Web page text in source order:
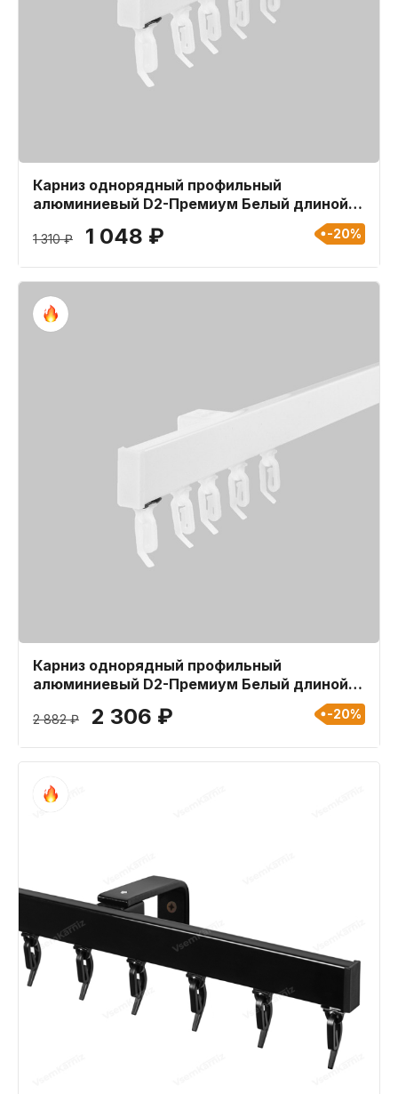
Карниз однорядный профильный
алюминиевый D2-Премиум Белый длиной
1 310 ₽ 1 048 ₽ -20%
Карниз однорядный профильный
алюминиевый D2-Премиум Белый длиной
2 882 ₽ 2 306 ₽ -20%